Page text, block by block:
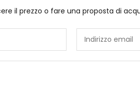
il prezzo o fare una proposta di